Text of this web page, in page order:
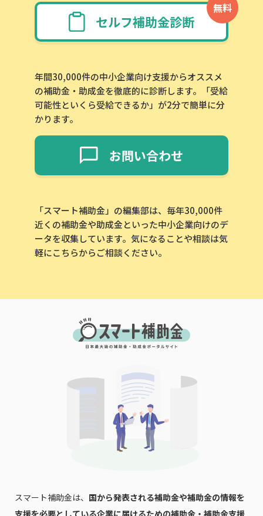
無料
セルフ補助金診断
年間30,000件の中小企業向け支援からオススメ
の補助金・助成金を徹底的に診断します。「受給
可能性といくら受給できるか」が2分で簡単に分
かります。
お問い合わせ
「スマート補助金」の編集部は、毎年30,000件
近くの補助金や助成金といった中小企業向けのデ
ータを収集しています。気になることや相談は気
軽にこちらからご相談ください。
スマート補助金は、 国から発表される補助金や補助金の情報を
支援を必要としている企業に届けるための補助金・補助金支援